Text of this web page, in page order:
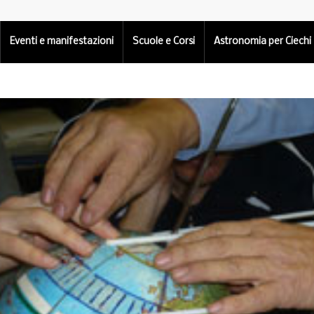
Eventi e manifestazioni Scuole e Corsi Astronomia per Ciechi